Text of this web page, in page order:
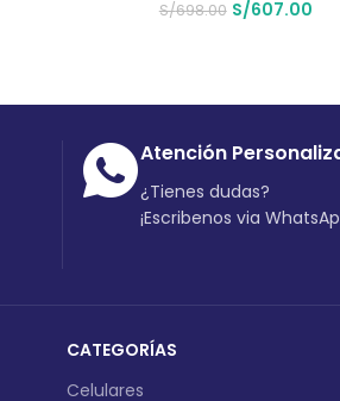
S/698.00 S/607.00
Atención
¿Tienes dudas?
¡Escribenos via
CATEGORÍAS
Celulares